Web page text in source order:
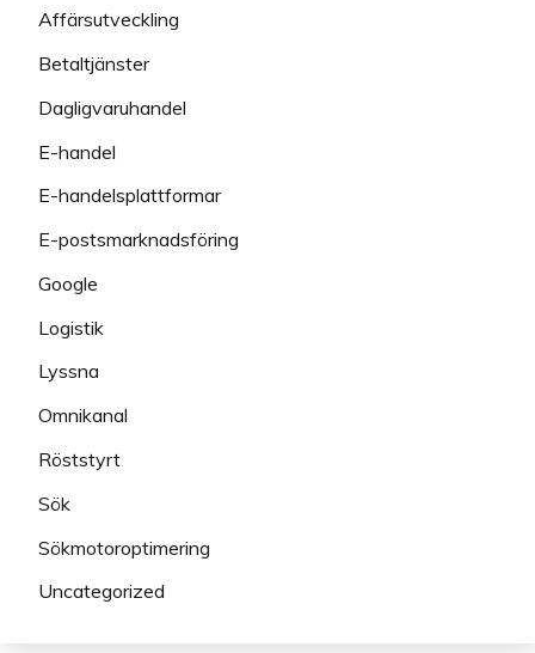
Affärsutveckling
Betaltjänster
Dagligvaruhandel
E-handel
E-handelsplattformar
E-postsmarknadsföring
Google
Logistik
Lyssna
Omnikanal
Röststyrt
Sök
Sökmotoroptimering
Uncategorized